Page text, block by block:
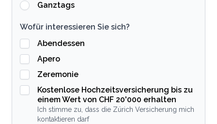
Ganztags
Wofür interessieren Sie sich?
Abendessen
Apero
Zeremonie
Kostenlose Hochzeitsversicherung bis zu
einem Wert von CHF 20'000 erhalten
Ich stimme zu, dass die Zürich Versicherung mich
kontaktieren darf